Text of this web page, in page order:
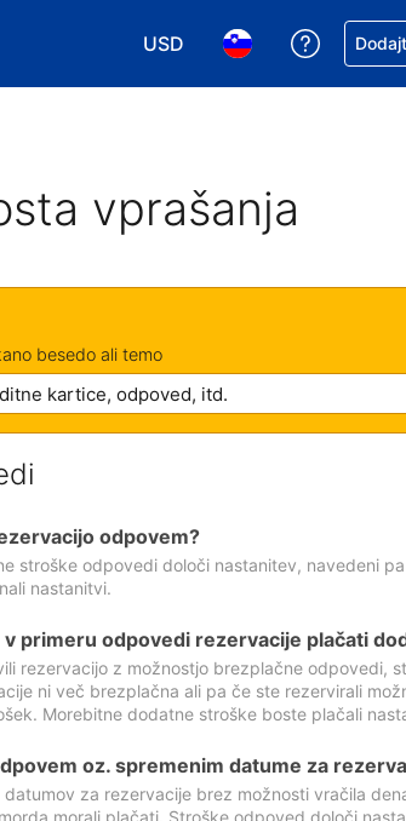
USD
Izbira valute. Vaša
Izbira jezika. Vaš
vprašanja
besedo ali temo
odpovem?
stroške odpovedi določi nastanitev, navedeni
nastanitvi.
primeru odpovedi rezervacije plačati
rezervacijo z možnostjo brezplačne odpovedi,
ni več brezplačna ali pa če ste rezervirali
Morebitne dodatne stroške boste plačali
oz. spremenim datume za
datumov za rezervacije brez možnosti vračila
morali plačati. Stroške odpoved določi